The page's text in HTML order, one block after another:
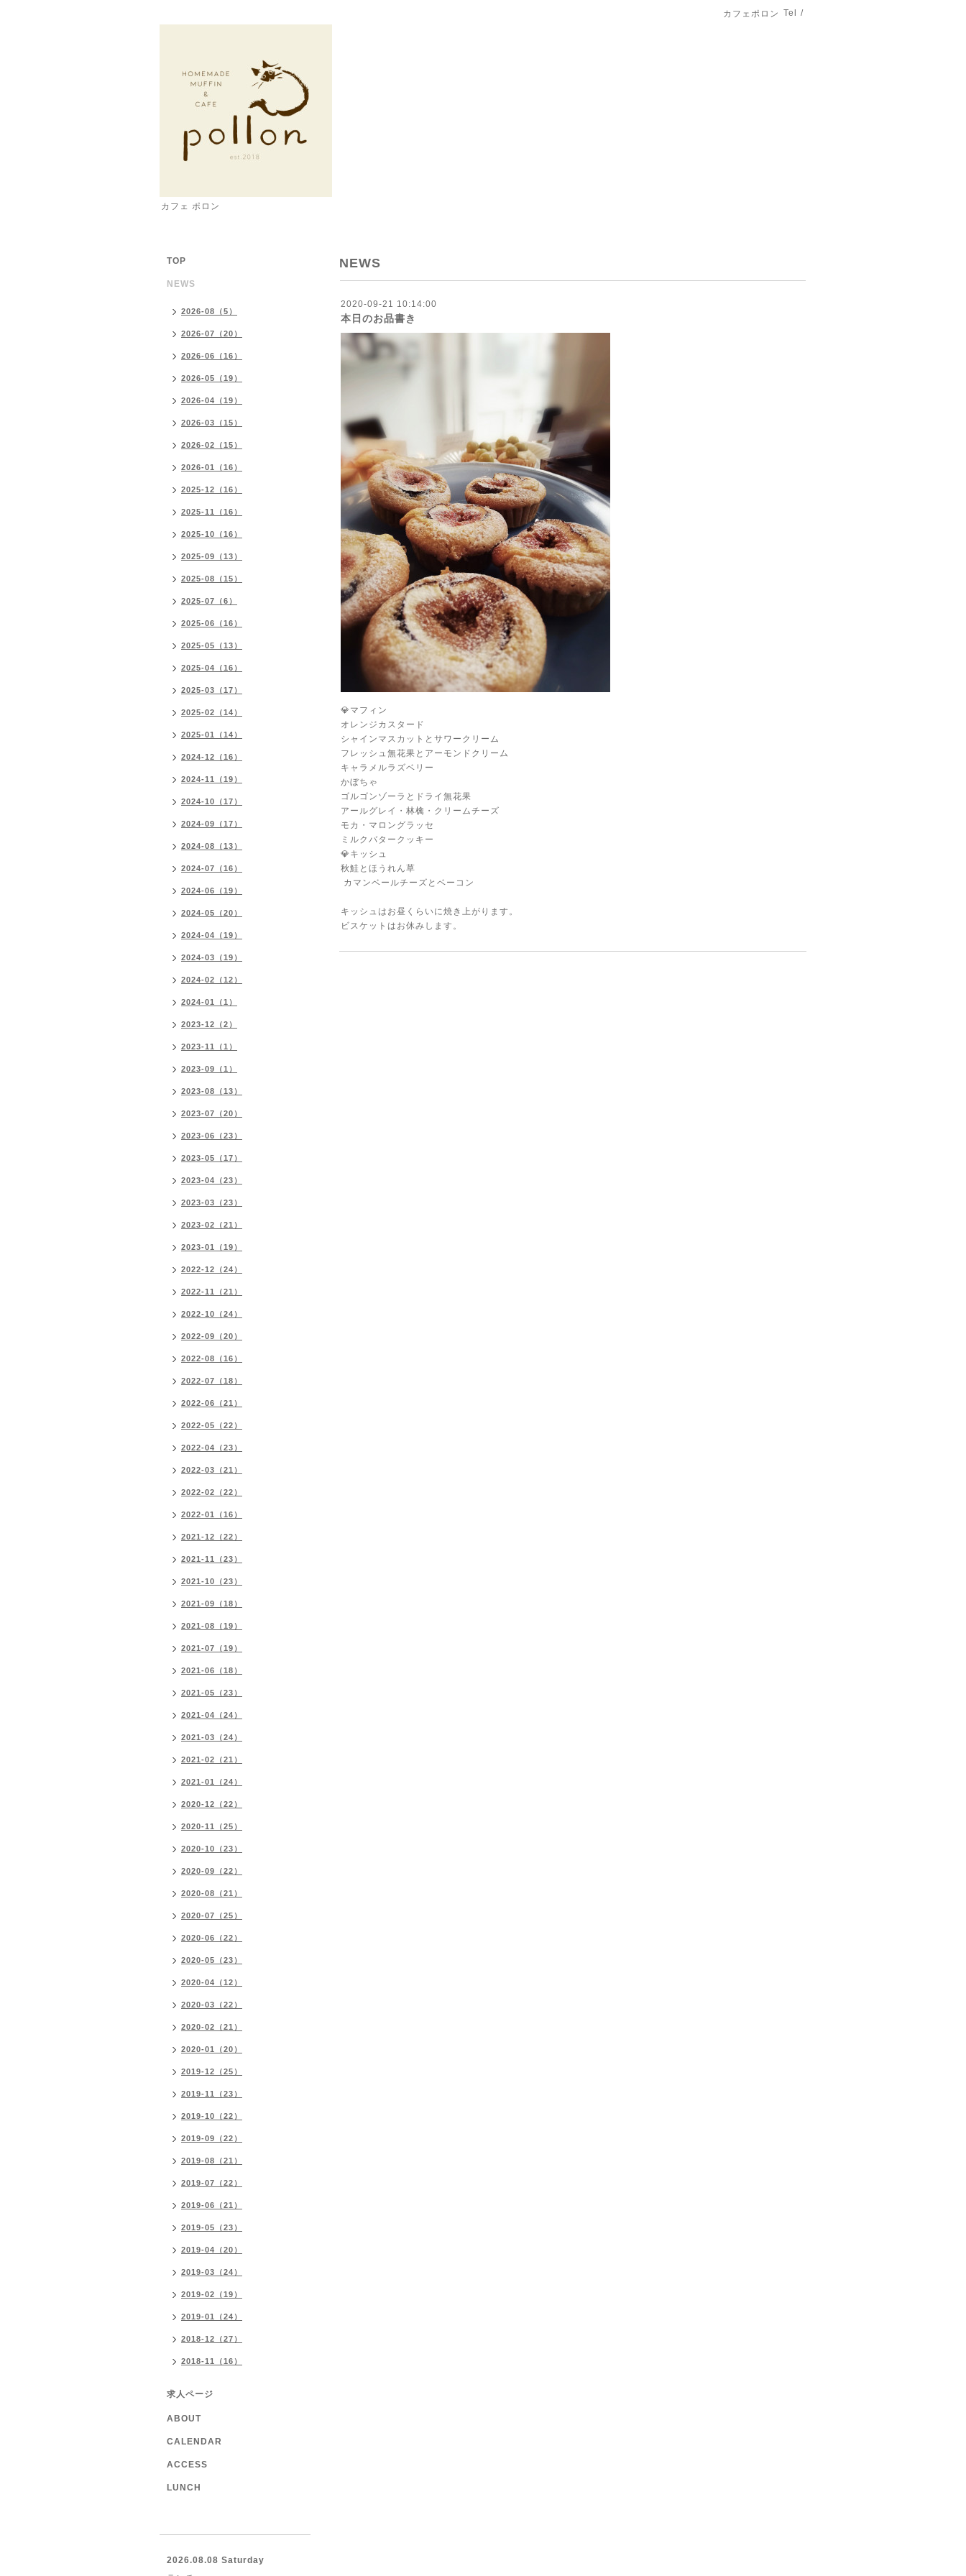
カフェポロン Tel /
カフェ ポロン
NEWS
2020-09-21 10:14:00
本日のお品書き
💎マフィン
オレンジカスタード
シャインマスカットとサワークリーム
フレッシュ無花果とアーモンドクリーム
キャラメルラズベリー
かぼちゃ
ゴルゴンゾーラとドライ無花果
アールグレイ・林檎・クリームチーズ
モカ・マロングラッセ
ミルクバタークッキー
💎キッシュ
秋鮭とほうれん草
カマンベールチーズとベーコン
キッシュはお昼くらいに焼き上がります。
ビスケットはお休みします。
TOP
NEWS
2026-08（5）
2026-07（20）
2026-06（16）
2026-05（19）
2026-04（19）
2026-03（15）
2026-02（15）
2026-01（16）
2025-12（16）
2025-11（16）
2025-10（16）
2025-09（13）
2025-08（15）
2025-07（6）
2025-06（16）
2025-05（13）
2025-04（16）
2025-03（17）
2025-02（14）
2025-01（14）
2024-12（16）
2024-11（19）
2024-10（17）
2024-09（17）
2024-08（13）
2024-07（16）
2024-06（19）
2024-05（20）
2024-04（19）
2024-03（19）
2024-02（12）
2024-01（1）
2023-12（2）
2023-11（1）
2023-09（1）
2023-08（13）
2023-07（20）
2023-06（23）
2023-05（17）
2023-04（23）
2023-03（23）
2023-02（21）
2023-01（19）
2022-12（24）
2022-11（21）
2022-10（24）
2022-09（20）
2022-08（16）
2022-07（18）
2022-06（21）
2022-05（22）
2022-04（23）
2022-03（21）
2022-02（22）
2022-01（16）
2021-12（22）
2021-11（23）
2021-10（23）
2021-09（18）
2021-08（19）
2021-07（19）
2021-06（18）
2021-05（23）
2021-04（24）
2021-03（24）
2021-02（21）
2021-01（24）
2020-12（22）
2020-11（25）
2020-10（23）
2020-09（22）
2020-08（21）
2020-07（25）
2020-06（22）
2020-05（23）
2020-04（12）
2020-03（22）
2020-02（21）
2020-01（20）
2019-12（25）
2019-11（23）
2019-10（22）
2019-09（22）
2019-08（21）
2019-07（22）
2019-06（21）
2019-05（23）
2019-04（20）
2019-03（24）
2019-02（19）
2019-01（24）
2018-12（27）
2018-11（16）
求人ページ
ABOUT
CALENDAR
ACCESS
LUNCH
2026.08.08 Saturday